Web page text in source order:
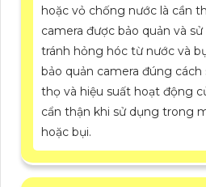
hoặc vỏ chống nước là cần
camera được bảo quản và
tránh hỏng hóc từ nước và
bảo quản camera đúng
thọ và hiệu suất hoạt động
cẩn thận khi sử dụng trong
hoặc bụi.